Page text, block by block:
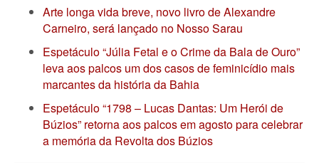
Arte longa vida breve, novo livro de Alexandre
Carneiro, será lançado no Nosso Sarau
Espetáculo “Júlia Fetal e o Crime da Bala de Ouro”
leva aos palcos um dos casos de feminicídio mais
marcantes da história da Bahia
Espetáculo “1798 – Lucas Dantas: Um Herói de
Búzios” retorna aos palcos em agosto para celebrar
a memória da Revolta dos Búzios